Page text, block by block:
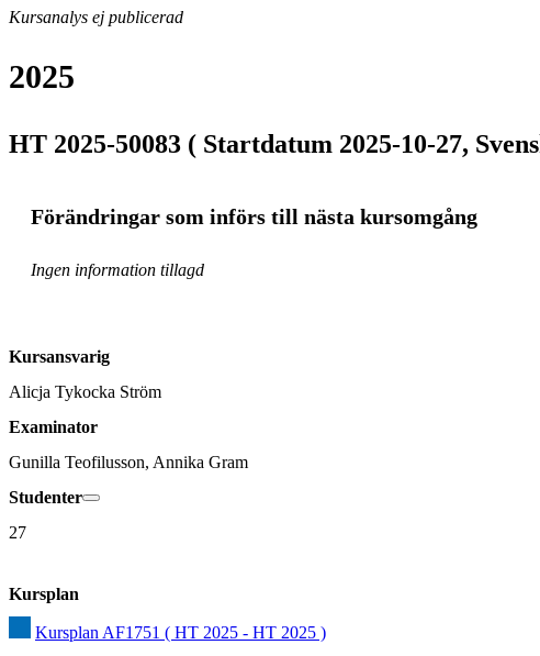
Kursanalys ej publicerad
2025
HT 2025-50083 ( Startdatum 2025-10-27,
Förändringar som införs till nästa kursomgång
Ingen information tillagd
Kursansvarig
Alicja Tykocka Ström
Examinator
Gunilla Teofilusson, Annika Gram
Studenter
27
Kursplan
Kursplan AF1751 ( HT 2025 - HT 2025 )